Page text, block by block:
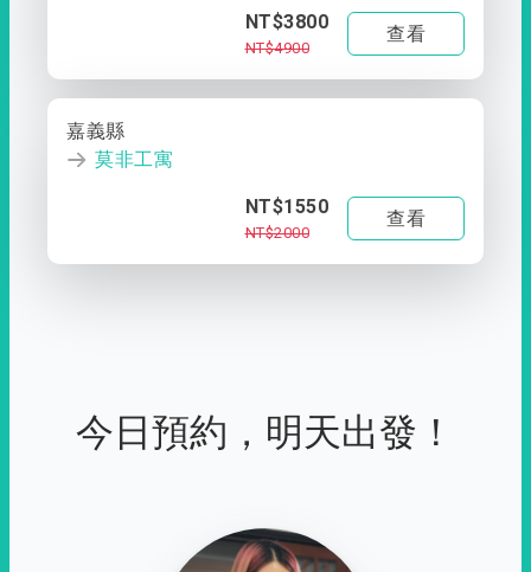
NT$3800
NT$4900
查看
嘉義縣
莫非工寓
NT$1550
NT$2000
查看
今日預約，明天出發！